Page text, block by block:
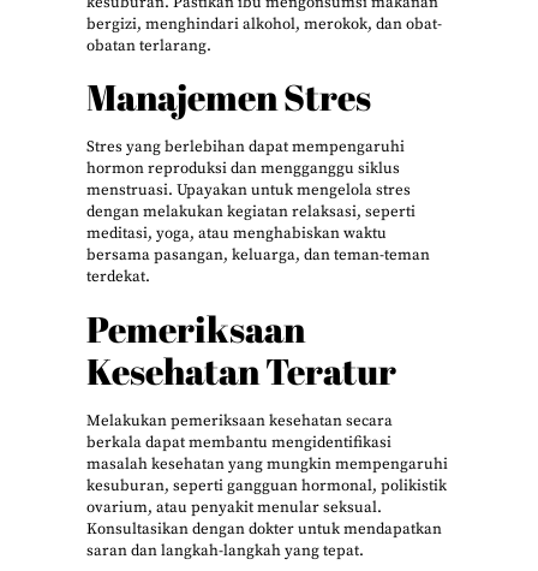
bergizi, menghindari alkohol, merokok, dan obat-
obatan terlarang.
Manajemen Stres
Stres yang berlebihan dapat mempengaruhi
hormon reproduksi dan mengganggu siklus
menstruasi. Upayakan untuk mengelola stres
dengan melakukan kegiatan relaksasi, seperti
meditasi, yoga, atau menghabiskan waktu
bersama pasangan, keluarga, dan teman-teman
terdekat.
Pemeriksaan
Kesehatan Teratur
Melakukan pemeriksaan kesehatan secara
berkala dapat membantu mengidentifikasi
masalah kesehatan yang mungkin mempengaruhi
kesuburan, seperti gangguan hormonal, polikistik
ovarium, atau penyakit menular seksual.
Konsultasikan dengan dokter untuk mendapatkan
saran dan langkah-langkah yang tepat.